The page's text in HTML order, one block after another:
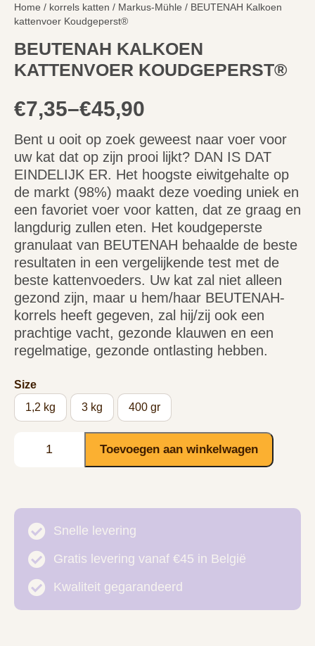
Home / korrels katten / Markus-Mühle / BEUTENAH Kalkoen
kattenvoer Koudgeperst®
BEUTENAH KALKOEN
KATTENVOER KOUDGEPERST®
€7,35–€45,90
Bent u ooit op zoek geweest naar voer voor
uw kat dat op zijn prooi lijkt? DAN IS DAT
EINDELIJK ER. Het hoogste eiwitgehalte op
de markt (98%) maakt deze voeding uniek en
een favoriet voer voor katten, dat ze graag en
langdurig zullen eten. Het koudgeperste
granulaat van BEUTENAH behaalde de beste
resultaten in een vergelijkende test met de
beste kattenvoeders. Uw kat zal niet alleen
gezond zijn, maar u hem/haar BEUTENAH-
korrels heeft gegeven, zal hij/zij ook een
prachtige vacht, gezonde klauwen en een
regelmatige, gezonde ontlasting hebben.
Size
1,2 kg
3 kg 400 gr
Toevoegen aan winkelwagen
Snelle levering
Gratis levering vanaf €45 in België
Kwaliteit gegarandeerd